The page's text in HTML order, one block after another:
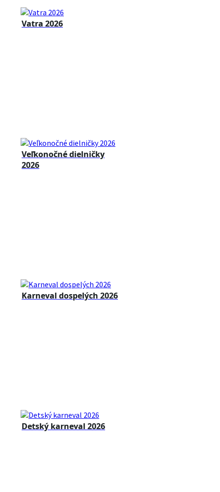
Vatra 2026
Veľkonočné dielničky
2026
Karneval dospelých 2026
Detský karneval 2026